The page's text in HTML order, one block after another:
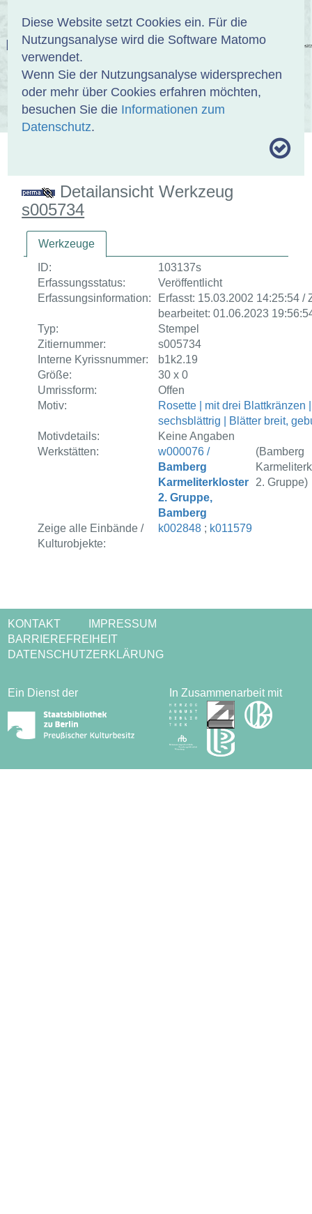
Diese Website setzt Cookies ein. Für die
Nutzungsanalyse wird die Software Matomo
verwendet.
Wenn Sie der Nutzungsanalyse widersprechen
oder mehr über Cookies erfahren möchten,
besuchen Sie die Informationen zum
Datenschutz.
EINBANDDATENBANK
ÜBER UNS SAMMLUNGEN SUCHE
Detailansicht Werkzeug
s005734
Werkzeuge
ID:
103137s
Erfassungsstatus:
Veröffentlicht
Erfassungsinformation:
Erfasst: 15.03.2002 14:25:54 /
bearbeitet: 01.06.2023
Typ:
Stempel
Zitiernummer:
s005734
Interne Kyrissnummer:
b1k2.19
Größe:
30 x 0
Umrissform:
Offen
Motiv:
Rosette | mit drei Blattkränzen |
sechsblättrig | Blätter breit,
Motivdetails:
Keine Angaben
Werkstätten:
w000076 /
Bamberg
Karmeliterkloster
2. Gruppe,
Bamberg
(Bamberg
2. Gruppe)
Zeige alle Einbände /
Kulturobjekte:
k002848 ; k011579
KONTAKT
IMPRESSUM
BARRIEREFREIHEIT
DATENSCHUTZERKLÄRUNG
Ein Dienst der In Zusammenarbeit mit